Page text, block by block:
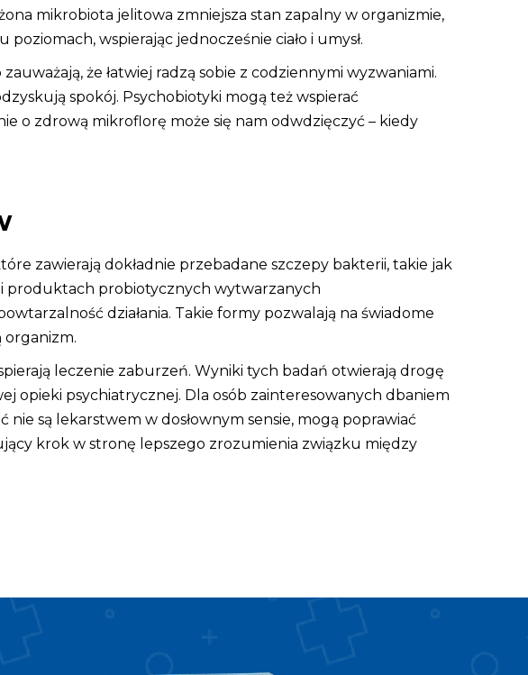
mikrobiota jelitowa zmniejsza stan zapalny w organizmie,
wspierając jednocześnie ciało i umysł.
że łatwiej radzą sobie z codziennymi wyzwaniami.
spokój. Psychobiotyki mogą też wspierać
o zdrową mikroflorę może się nam odwdzięczyć – kiedy
zawierają dokładnie przebadane szczepy bakterii, takie jak
produktach probiotycznych wytwarzanych
działania. Takie formy pozwalają na świadome
leczenie zaburzeń. Wyniki tych badań otwierają drogę
opieki psychiatrycznej. Dla osób zainteresowanych dbaniem
są lekarstwem w dosłownym sensie, mogą poprawiać
krok w stronę lepszego zrozumienia związku między